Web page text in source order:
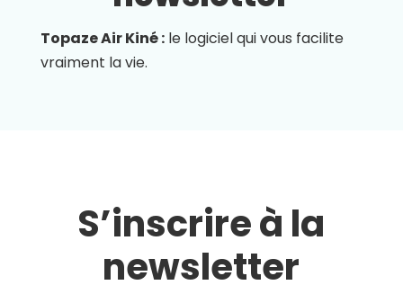
Topaze Air Kiné : le logiciel qui vous facilite
vraiment la vie.
S’inscrire à la
newsletter